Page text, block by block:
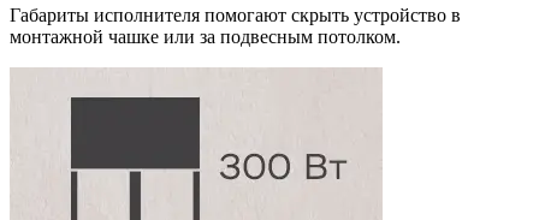
Габариты исполнителя помогают скрыть устройство в
монтажной чашке или за подвесным потолком.